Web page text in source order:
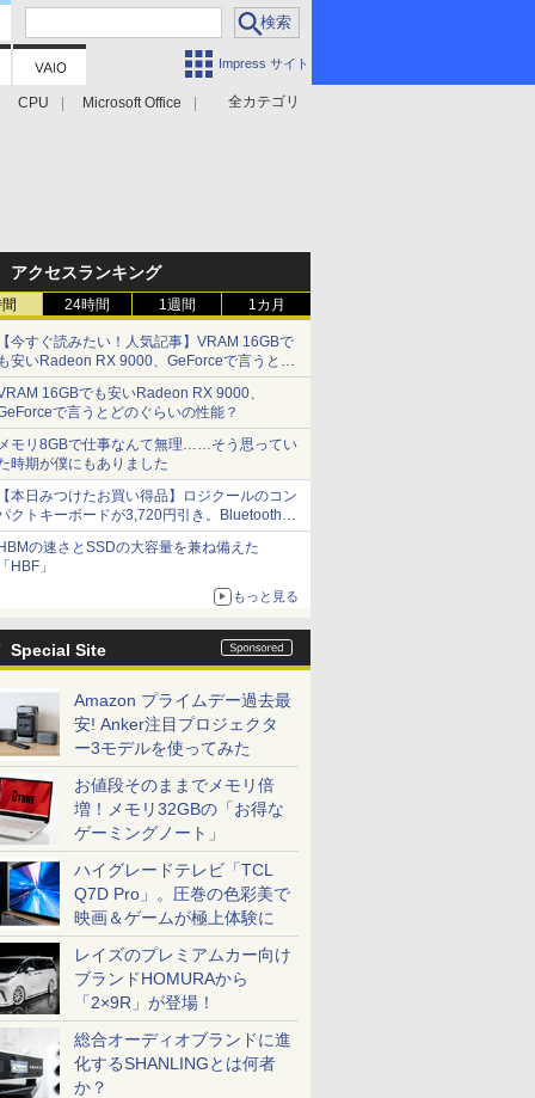
Impress サイト
全カテゴリ
CPU Microsoft Office
アクセスランキング
24時間 1週間 1カ月
今すぐ読みたい！人気記事】VRAM 16GBで
安いRadeon RX 9000、GeForceで言うとど
ぐらいの性能？ - PC Watch
16GBでも安いRadeon RX 9000、
で言うとどのぐらいの性能？
モリ8GBで仕事なんて無理……そう思ってい
時期が僕にもありました
本日みつけたお買い得品】ロジクールのコン
クトキーボードが3,720円引き。Bluetoothで3
接続対応
の速さとSSDの大容量を兼ね備えた
HBF」
もっと見る
Special Site
Amazon プライムデー過去最
安! Anker注目プロジェクタ
ー3モデルを使ってみた
お値段そのままでメモリ倍
増！メモリ32GBの「お得な
ゲーミングノート」
ハイグレードテレビ「TCL
Q7D Pro」。圧巻の色彩美で
映画＆ゲームが極上体験に
レイズのプレミアムカー向け
ブランドHOMURAから
「2×9R」が登場！
総合オーディオブランドに進
化するSHANLINGとは何者
か？